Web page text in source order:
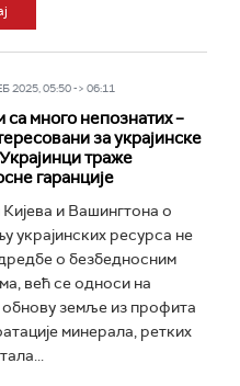
2025, 05:50 -> 06:11
много непознатих –
за украјинске
траже
гаранције
и Вашингтона о
украјинских ресурса не
о безбедносним
већ се односи на
обнову земље из профита
минерала, ретких